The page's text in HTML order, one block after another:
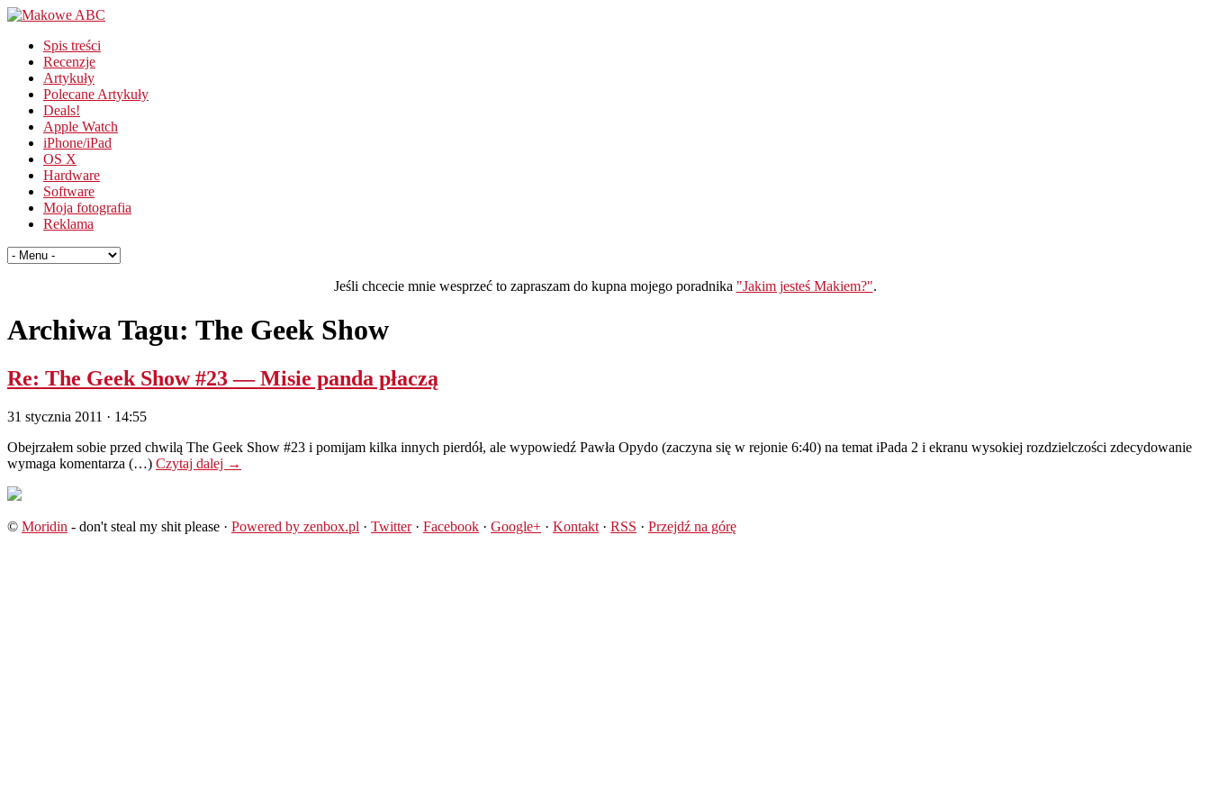
Spis treści
Recenzje
Artykuły
Polecane Artykuły
Deals!
Apple Watch
iPhone/iPad
OS X
Hardware
Software
Moja fotografia
Reklama
Jeśli chcecie mnie wesprzeć to zapraszam do kupna mojego poradnika "Jakim jesteś Makiem?".
Archiwa Tagu: The Geek Show
Re: The Geek Show #23 — Misie panda płaczą
31 stycznia 2011 · 14:55
Obejrzałem sobie przed chwilą The Geek Show #23 i pomijam kilka innych pierdół, ale wypowiedź Pawła Opydo (zaczyna się w rejonie 6:40) na temat iPada 2 i ekranu wysokiej rozdzielczości zdecydowanie
wymaga komentarza (…) Czytaj dalej →
© Moridin - don't steal my shit please · Powered by zenbox.pl · Twitter· Facebook · Google+ · Kontakt · RSS · Przejdź na górę